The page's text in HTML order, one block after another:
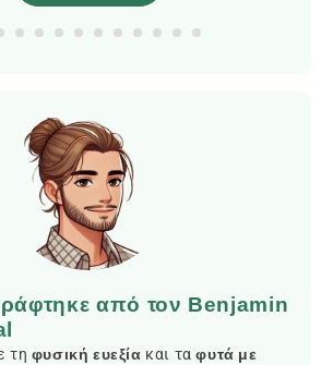
από τον Benjamin
τη φυσική ευεξία και ταφυτά με